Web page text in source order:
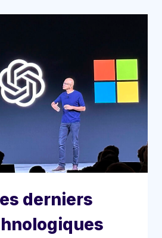
derniers